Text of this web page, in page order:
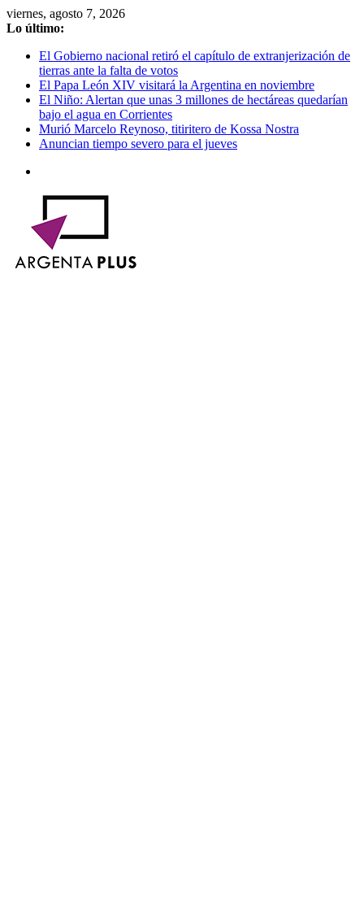
Saltar
al
viernes, agosto 7, 2026
Lo último:
El Gobierno nacional retiró el capítulo de extranjerización de
tierras ante la falta de votos
El Papa León XIV visitará la Argentina en noviembre
El Niño: Alertan que unas 3 millones de hectáreas quedarían
bajo el agua en Corrientes
Murió Marcelo Reynoso, titiritero de Kossa Nostra
Anuncian tiempo severo para el jueves